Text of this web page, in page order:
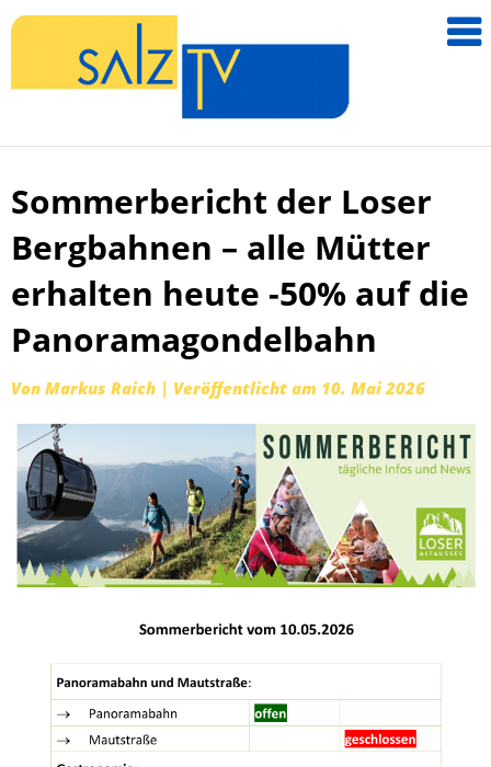
salzTV –
Zum
springen
Sommerbericht der Loser
Bergbahnen – alle Mütter
erhalten heute -50% auf die
Panoramagondelbahn
Von Markus Raich | Veröffentlicht am 10. Mai 2026